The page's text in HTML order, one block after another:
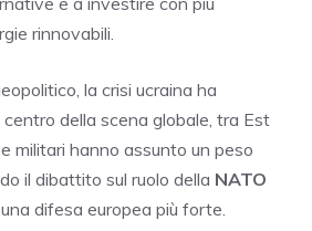
rinnovabili.
la crisi ucraina ha
centro della scena globale, tra Est
militari hanno assunto un peso
il dibattito sul ruolo della NATO
difesa europea più forte.